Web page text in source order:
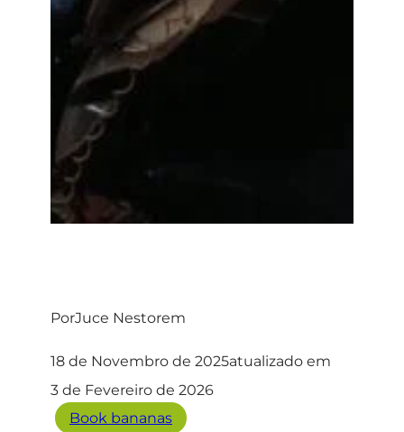
PorJuce Nestorem
18 de Novembro de 2025atualizado em
3 de Fevereiro de 2026
Book bananas